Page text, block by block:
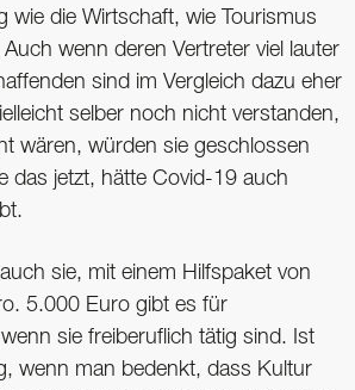
wie die Wirtschaft, wie Tourismus
wenn deren Vertreter viel lauter
sind im Vergleich dazu eher
selber noch nicht verstanden,
wären, würden sie geschlossen
das jetzt, hätte Covid-19 auch
sie, mit einem Hilfspaket von
5.000 Euro gibt es für
sie freiberuflich tätig sind. Ist
wenn man bedenkt, dass Kultur